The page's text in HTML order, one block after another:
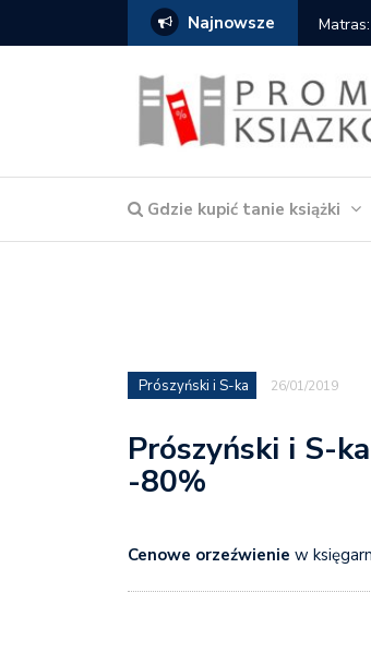
Najnowsze
Gdzie kupić tanie książki
Prószyński i S-ka 26/01/2019
Prószyński i S-
-80%
Cenowe orzeźwienie w